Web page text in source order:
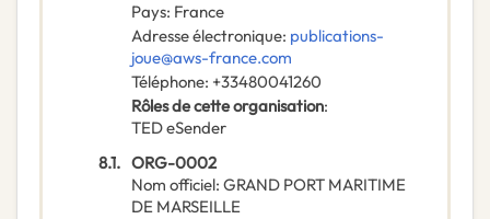
Pays: France
Adresse électronique: publications-
joue@aws-france.com
Téléphone: +33480041260
Rôles de cette organisation:
TED eSender
8.1. ORG-0002
Nom officiel: GRAND PORT MARITIME
DE MARSEILLE